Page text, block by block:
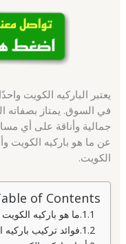
يعتبر الباركيه الكويت
في السوق. يمتاز بصفاته
جمالية وأناقة على أي
عن ما هو باركيه الكويت
الكويت.
of Contents
ما هو باركيه الكويت
فوائد تركيب باركيه